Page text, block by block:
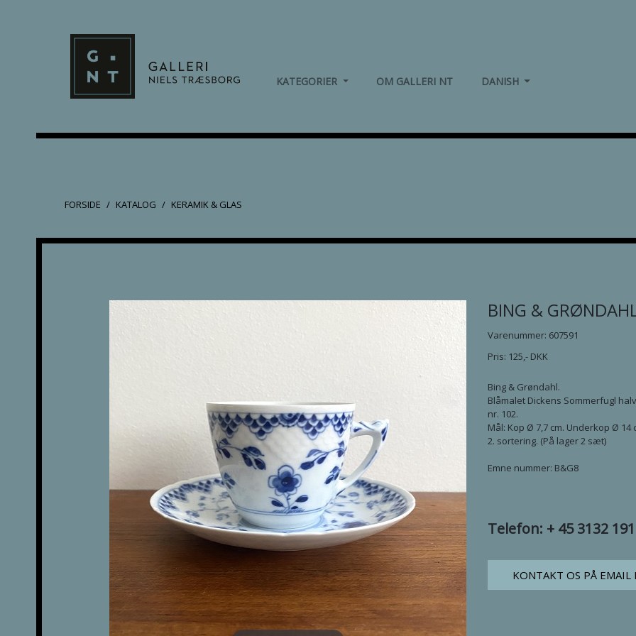
KATEGORIER (CURRENT)OM GALLERI NT DANISH (CURRENT)
FORSIDE KATALOG KERAMIK & GLAS
BING &
Varenummer: 607591
Pris: 125,- DKK
Bing & Grøndahl.
Blåmalet Dickens Sommerfugl
nr. 102.
Mål: Kop Ø 7,7 cm. Underkop Ø 14
2. sortering. (På lager 2 sæt)
Emne nummer: B&G8
Telefon: + 45 3132
KONTAKT OS PÅ EMAIL